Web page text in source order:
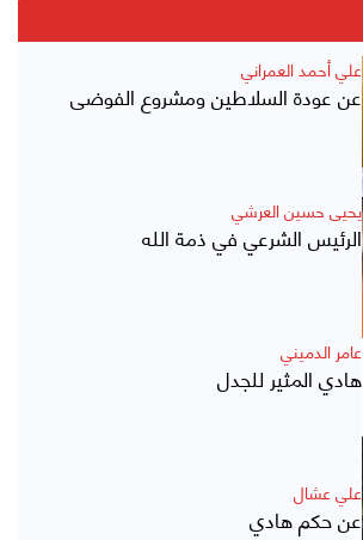
علي أحمد العمراني
عن عودة السلاطين ومشروع الفوضى
يحيى حسين العرشي
الرئيس الشرعي في ذمة الله
عامر الدميني
هادي المثير للجدل
علي عشال
عن حكم هادي